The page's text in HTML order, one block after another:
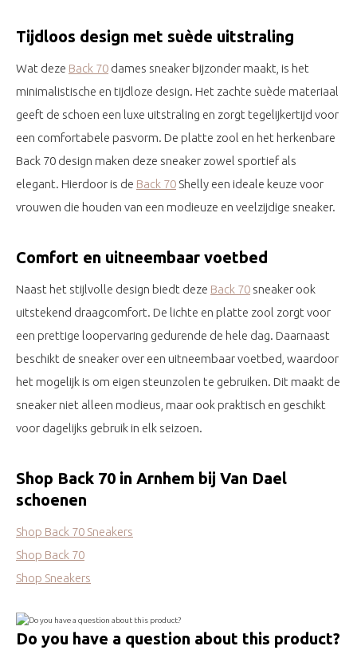
Tijdloos design met suède uitstraling
Wat deze Back 70 dames sneaker bijzonder maakt, is het
minimalistische en tijdloze design. Het zachte suède materiaal
geeft de schoen een luxe uitstraling en zorgt tegelijkertijd voor
een comfortabele pasvorm. De platte zool en het herkenbare
Back 70 design maken deze sneaker zowel sportief als
elegant. Hierdoor is de Back 70 Shelly een ideale keuze voor
vrouwen die houden van een modieuze en veelzijdige sneaker.
Comfort en uitneembaar voetbed
Naast het stijlvolle design biedt deze Back 70 sneaker ook
uitstekend draagcomfort. De lichte en platte zool zorgt voor
een prettige loopervaring gedurende de hele dag. Daarnaast
beschikt de sneaker over een uitneembaar voetbed, waardoor
het mogelijk is om eigen steunzolen te gebruiken. Dit maakt de
sneaker niet alleen modieus, maar ook praktisch en geschikt
voor dagelijks gebruik in elk seizoen.
Shop Back 70 in Arnhem bij Van Dael
schoenen
Shop Back 70 Sneakers
Shop Back 70
Shop Sneakers
Do you have a question about this product?